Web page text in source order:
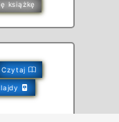
książkę
Czytaj